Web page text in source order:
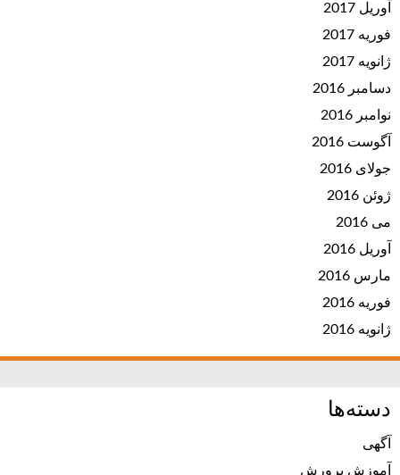
آوریل 2017
فوریه 2017
ژانویه 2017
دسامبر 2016
نوامبر 2016
آگوست 2016
جولای 2016
ژوئن 2016
می 2016
آوریل 2016
مارس 2016
فوریه 2016
ژانویه 2016
دسته‌ها
آگهی
آموزش پرورش